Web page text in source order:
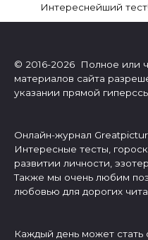
Интереснейший тест!
© 2016-2026 Полное или
материалов сайта
указании прямой
Онлайн-журнал
Интересные тесты,
развитии личности,
Также мы очень любим
любовью для дорогих
Каждый день может стать